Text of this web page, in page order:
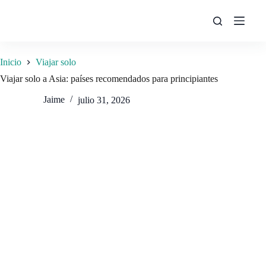
Inicio
Viajar solo
Viajar solo a Asia: países recomendados para principiantes
Jaime julio 31, 2026